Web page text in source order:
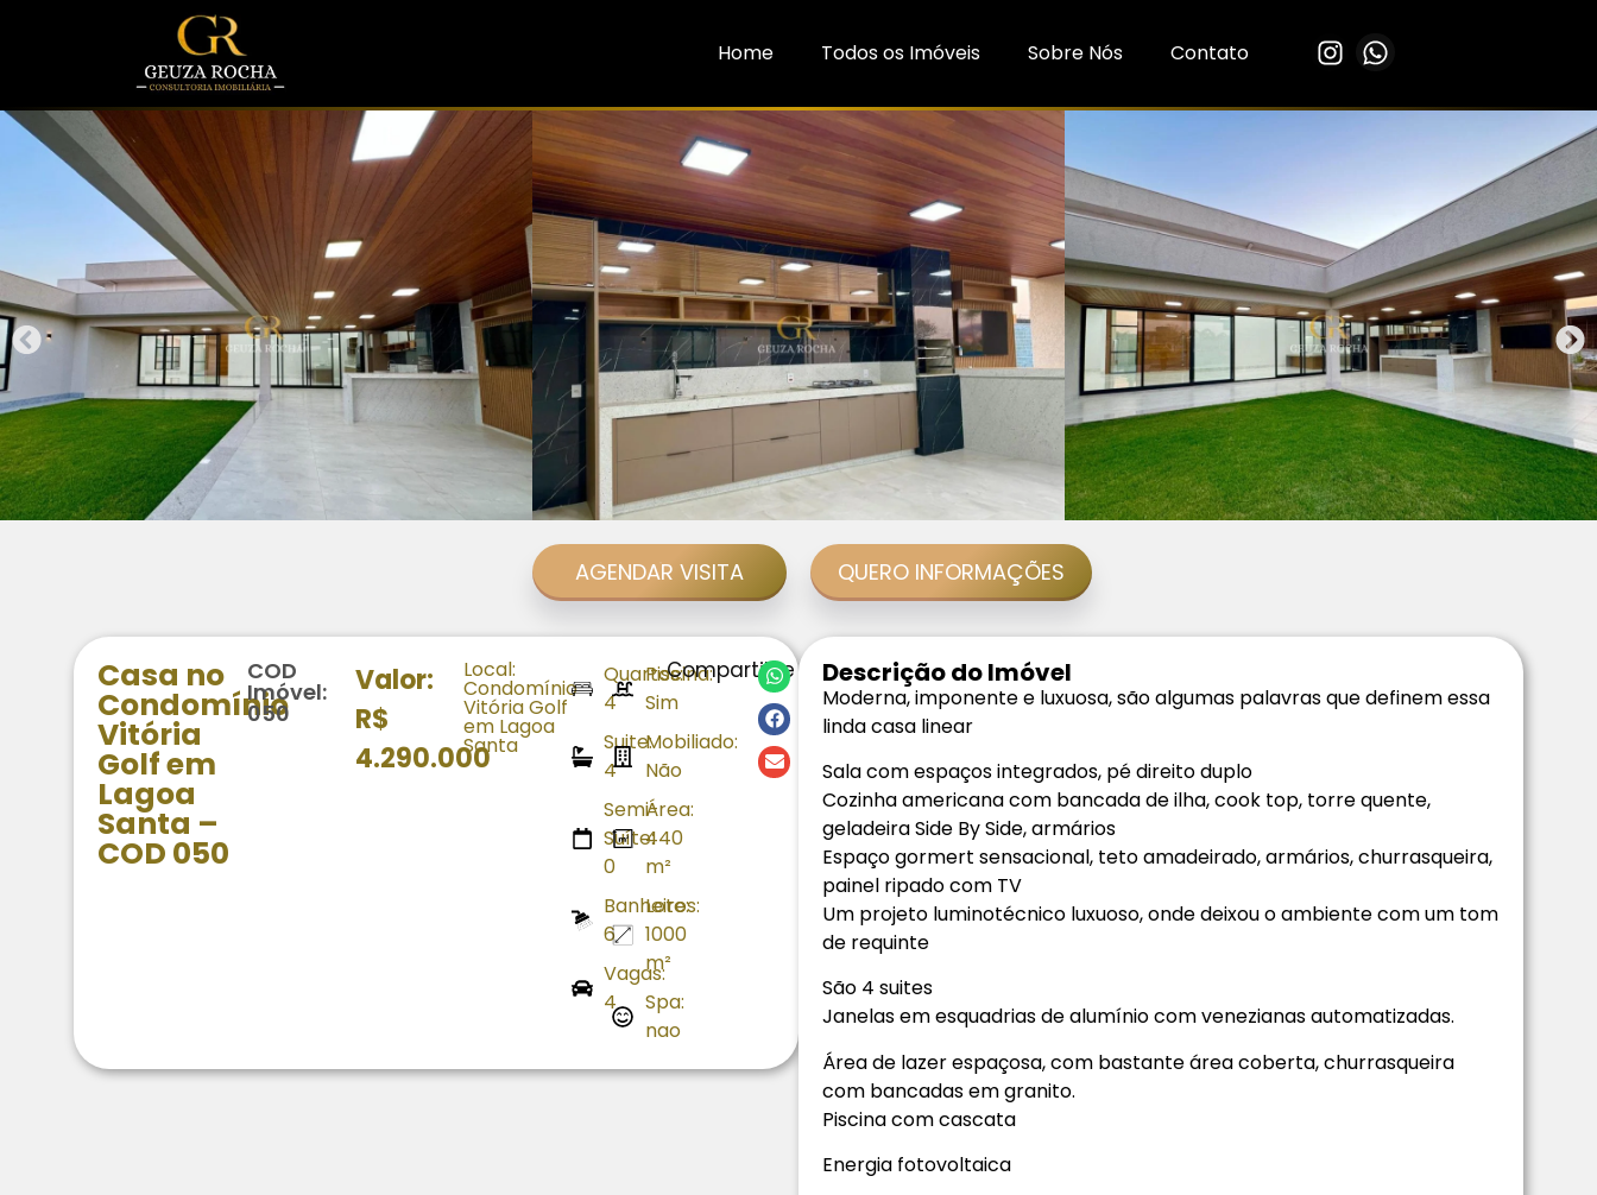
Home Todos os Imóveis Sobre Nós Contato
AGENDAR VISITA QUERO INFORMAÇÕES
Casa no
Condomínio
Vitória
Golf em
Lagoa
Santa –
COD 050
COD
Imóvel:
050
Valor:
R$
4.290.000
Local:
Condomínio
Vitória Golf
em Lagoa
Santa
Quartos:
4
Suite:
4
Semi-
Suíte:
0
Banheiros:
6
Vagas:
4
Piscina:
Sim
Mobiliado:
Não
Área:
440
m²
Lote:
1000
m²
Spa:
nao
Compartilhe Descrição do Imóvel
Moderna, imponente e luxuosa, são algumas palavras que definem essa
linda casa linear
Sala com espaços integrados, pé direito duplo
Cozinha americana com bancada de ilha, cook top, torre quente,
geladeira Side By Side, armários
Espaço gormert sensacional, teto amadeirado, armários, churrasqueira,
painel ripado com TV
Um projeto luminotécnico luxuoso, onde deixou o ambiente com um tom
de requinte
São 4 suites
Janelas em esquadrias de alumínio com venezianas automatizadas.
Área de lazer espaçosa, com bastante área coberta, churrasqueira
com bancadas em granito.
Piscina com cascata
Energia fotovoltaica